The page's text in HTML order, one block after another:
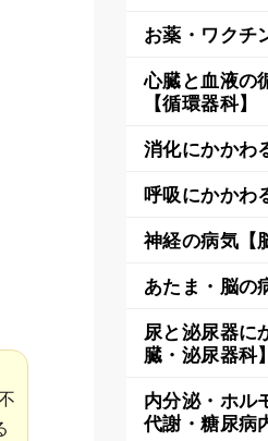
お薬・ワクチ
心臓と血液の
【循環器科】
消化にかかわ
呼吸にかかわ
神経の病気【
あたま・脳の
尿と泌尿器に
臓・泌尿器科】
内分泌・ホル
代謝・糖尿病